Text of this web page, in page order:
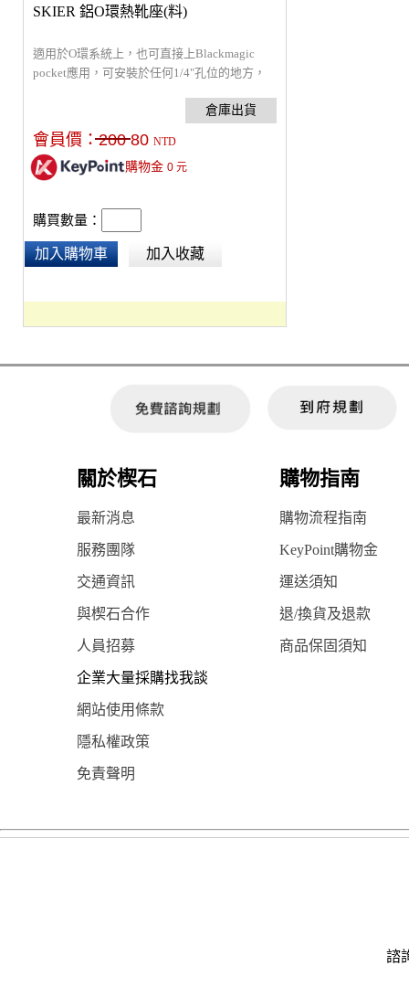
SKIER 鋁O環熱靴座(料)
適用於O環系統上，也可直接上Blackmagic
pocket應用，可安裝於任何1/4"孔位的地方，
會員價：200 80 NTD
購物金 0元
購買數量：
加入購物車 加入收藏
關於楔石 購物指南
最新消息 購物流程指南
服務團隊 KeyPoint購物金
交通資訊 運送須知
與楔石合作 退/換貨及退款
人員招募 商品保固須知
企業大量採購找我談
網站使用條款
隱私權政策
免責聲明
諮